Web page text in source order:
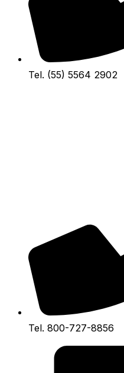
Tel. (55) 5564 2902
Tel. 800-727-8856